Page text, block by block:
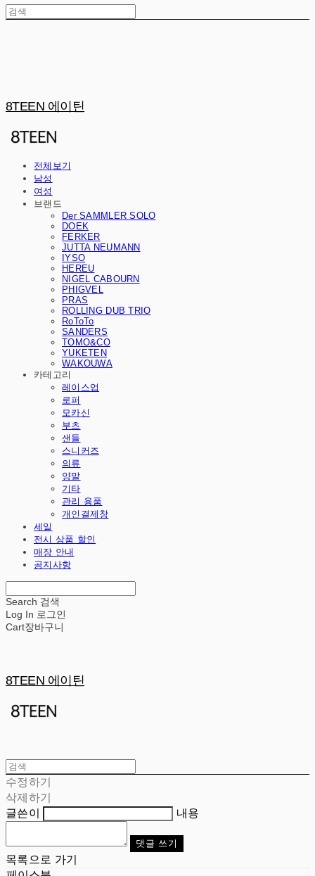
8TEEN 에이틴
전체보기
남성
여성
브랜드
Der SAMMLER SOLO
DOEK
FERKER
JUTTA NEUMANN
IYSO
HEREU
NIGEL CABOURN
PHIGVEL
PRAS
ROLLING DUB TRIO
RoToTo
SANDERS
TOMO&CO
YUKETEN
WAKOUWA
카테고리
레이스업
로퍼
모카신
부츠
샌들
스니커즈
의류
양말
기타
관리 용품
개인결제창
세일
전시 상품 할인
매장 안내
공지사항
Search 검색
Log In 로그인
Cart장바구니
8TEEN 에이틴
수정하기
삭제하기
글쓴이
내용
댓글 쓰기
목록으로 가기